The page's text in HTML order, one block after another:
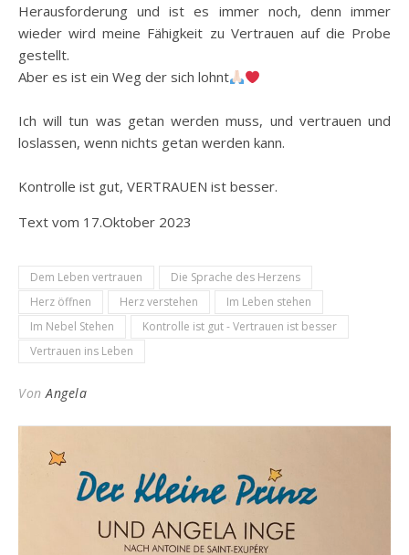
Herausforderung und ist es immer noch, denn immer
wieder wird meine Fähigkeit zu Vertrauen auf die Probe
gestellt.
Aber es ist ein Weg der sich lohnt
Ich will tun was getan werden muss, und vertrauen und
loslassen, wenn nichts getan werden kann.
Kontrolle ist gut, VERTRAUEN ist besser.
Text vom 17.Oktober 2023
Dem Leben vertrauen
Die Sprache des Herzens
Herz öffnen
Herz verstehen
Im Leben stehen
Im Nebel Stehen
Kontrolle ist gut - Vertrauen ist besser
Vertrauen ins Leben
VonAngela